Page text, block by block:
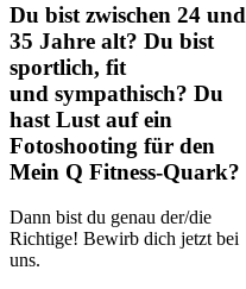
Du bist zwischen 24 und
35 Jahre alt? Du bist
sportlich, fit
und sympathisch? Du
hast Lust auf ein
Fotoshooting für den
Mein Q Fitness-Quark?
Dann bist du genau der/die
Richtige! Bewirb dich jetzt bei
uns.